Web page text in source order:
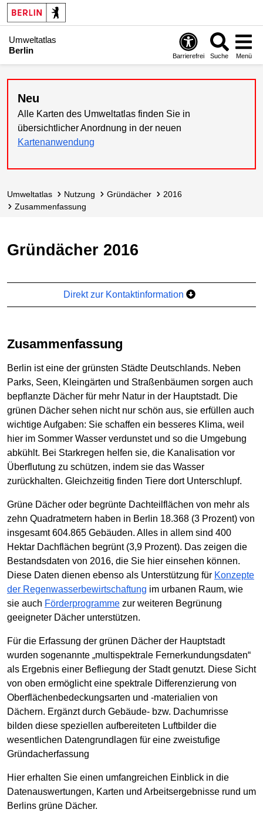
Umweltatlas
Berlin
Barrierefrei Suche Menü
Neu
Alle Karten des Umweltatlas finden Sie in
übersichtlicher Anordnung in der neuen
Kartenanwendung
Umweltatlas Nutzung Gründächer
2016
Zusammen­fassung
Gründächer 2016
Direkt zur Kontaktinformation
Zusammenfassung
Berlin ist eine der grünsten Städte Deutschlands. Neben
Parks, Seen, Kleingärten und Straßenbäumen sorgen auch
bepflanzte Dächer für mehr Natur in der Hauptstadt. Die
grünen Dächer sehen nicht nur schön aus, sie erfüllen auch
wichtige Aufgaben: Sie schaffen ein besseres Klima, weil
hier im Sommer Wasser verdunstet und so die Umgebung
abkühlt. Bei Starkregen helfen sie, die Kanalisation vor
Überflutung zu schützen, indem sie das Wasser
zurückhalten. Gleichzeitig finden Tiere dort Unterschlupf.
Grüne Dächer oder begrünte Dachteilflächen von mehr als
zehn Quadratmetern haben in Berlin 18.368 (3 Prozent) von
insgesamt 604.865 Gebäuden. Alles in allem sind 400
Hektar Dachflächen begrünt (3,9 Prozent). Das zeigen die
Bestandsdaten von 2016, die Sie hier einsehen können.
Diese Daten dienen ebenso als Unterstützung für Konzepte
der Regenwasserbewirtschaftung im urbanen Raum, wie
sie auch Förderprogramme zur weiteren Begrünung
geeigneter Dächer unterstützen.
Für die Erfassung der grünen Dächer der Hauptstadt
wurden sogenannte „multispektrale Fernerkundungsdaten“
als Ergebnis einer Befliegung der Stadt genutzt. Diese Sicht
von oben ermöglicht eine spektrale Differenzierung von
Oberflächenbedeckungsarten und -materialien von
Dächern. Ergänzt durch Gebäude- bzw. Dachumrisse
bilden diese speziellen aufbereiteten Luftbilder die
wesentlichen Datengrundlagen für eine zweistufige
Gründacherfassung
Hier erhalten Sie einen umfangreichen Einblick in die
Datenauswertungen, Karten und Arbeitsergebnisse rund um
Berlins grüne Dächer.